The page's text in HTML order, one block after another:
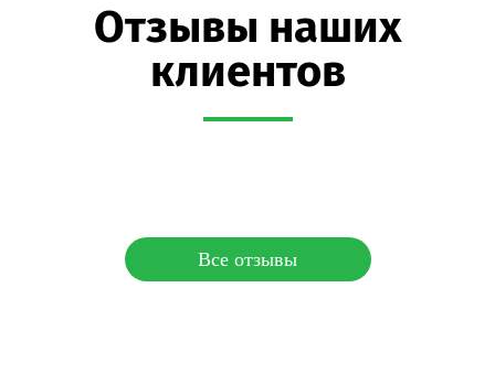
Отзывы наших
клиентов
Все отзывы